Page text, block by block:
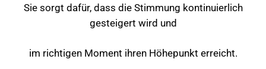
Sie sorgt dafür, dass die Stimmung kontinuierlich
gesteigert wird und
im richtigen Moment ihren Höhepunkt erreicht.